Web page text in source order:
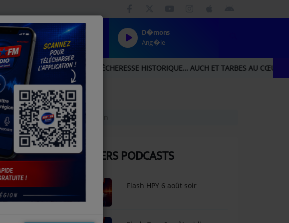
D�mons
Ang�le
SÉCHERESSE HISTORIQUE… AUCH ET TARBES AU CŒUR DU BILAN DE MÉTÉO-FRANCE
anglaise du Ring Auscitain
DERNIERS PODCASTS
Flash HPY 6 août soir